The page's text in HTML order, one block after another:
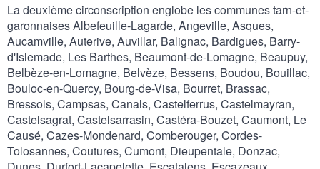
La deuxième circonscription englobe les communes tarn-et-
garonnaises Albefeuille-Lagarde, Angeville, Asques,
Aucamville, Auterive, Auvillar, Balignac, Bardigues, Barry-
d'Islemade, Les Barthes, Beaumont-de-Lomagne, Beaupuy,
Belbèze-en-Lomagne, Belvèze, Bessens, Boudou, Bouillac,
Bouloc-en-Quercy, Bourg-de-Visa, Bourret, Brassac,
Bressols, Campsas, Canals, Castelferrus, Castelmayran,
Castelsagrat, Castelsarrasin, Castéra-Bouzet, Caumont, Le
Causé, Cazes-Mondenard, Comberouger, Cordes-
Tolosannes, Coutures, Cumont, Dieupentale, Donzac,